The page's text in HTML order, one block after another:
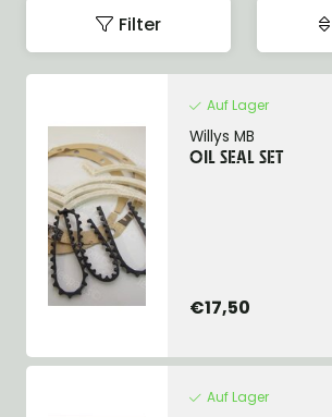
Filter
Auf Lager
Willys MB
OIL SEAL SET
€17,50
Auf Lager